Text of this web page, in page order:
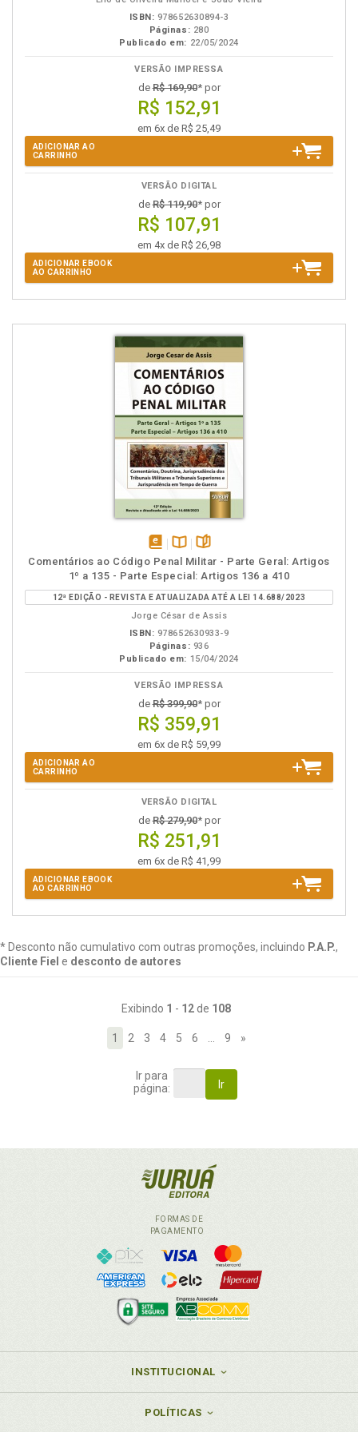
ISBN: 978652630894-3
Páginas: 280
Publicado em: 22/05/2024
VERSÃO IMPRESSA
deR$ 169,90* por
R$ 152,91
em 6x de R$ 25,49
ADICIONAR AO
CARRINHO
VERSÃO DIGITAL
deR$ 119,90* por
R$ 107,91
em 4x de R$ 26,98
ADICIONAR EBOOK
AO CARRINHO
disponível
em
eBook
Disponível
na
B.V.
páginas
Comentários ao Código Penal Militar - Parte Geral: Artigos
1º a 135 - Parte Especial: Artigos 136 a 410
12ª EDIÇÃO - REVISTA E ATUALIZADA ATÉ A LEI 14.688/2023
Jorge César de Assis
ISBN: 978652630933-9
Páginas: 936
Publicado em: 15/04/2024
VERSÃO IMPRESSA
deR$ 399,90* por
R$ 359,91
em 6x de R$ 59,99
ADICIONAR AO
CARRINHO
VERSÃO DIGITAL
deR$ 279,90* por
R$ 251,91
em 6x de R$ 41,99
ADICIONAR EBOOK
AO CARRINHO
* Desconto não cumulativo com outras promoções, incluindo P.A.P.,
Cliente Fiel e desconto de autores
Exibindo 1 - 12de 108
1 2 3 4 5 6 9 »
Ir para
página:
Ir
FORMAS DE
PAGAMENTO
INSTITUCIONAL
POLÍTICAS